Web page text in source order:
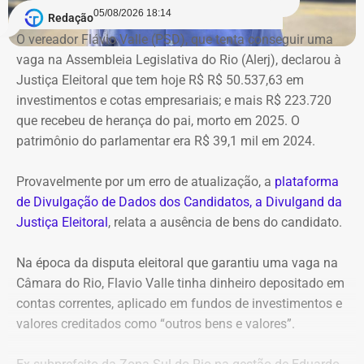
Bens declarados por André Marinho (Novo) à Justiça Eleitoral — Foto:
Reprodução/Divulgacand
Redação05/08/2026 18:14
O vereador Flávio Valle (PSD), que tenta conseguir uma
vaga na Assembleia Legislativa do Rio (Alerj), declarou à
Justiça Eleitoral que tem hoje R$ R$ 50.537,63 em
investimentos e cotas empresariais; e mais R$ 223.720
que recebeu de herança do pai, morto em 2025. O
patrimônio do parlamentar era R$ 39,1 mil em 2024.
Provavelmente por um erro de atualização, a plataforma
de Divulgação de Dados dos Candidatos, a Divulgand da
Justiça Eleitoral, relata a ausência de bens do candidato.
Na época da disputa eleitoral que garantiu uma vaga na
Câmara do Rio, Flavio Valle tinha dinheiro depositado em
contas correntes, aplicado em fundos de investimentos e
valores creditados como “outros bens e valores”.